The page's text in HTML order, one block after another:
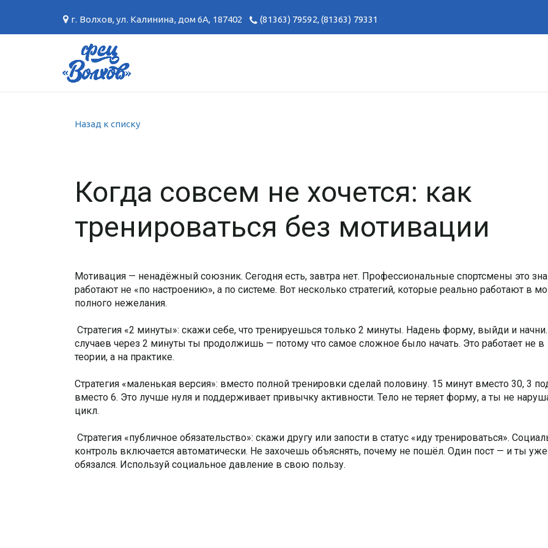
г. Волхов,ул. Калинина, дом 6А, 187402 (81363) 79592,(81363) 79331
Назад к списку
Когда совсем не хочется: как
тренироваться без мотивации
Мотивация — ненадёжный союзник. Сегодня есть, завтра нет. Профессиональные спортсмены это
работают не «по настроению», а по системе. Вот несколько стратегий, которые реально работают в
полного нежелания.
Стратегия «2 минуты»: скажи себе, что тренируешься только 2 минуты. Надень форму, выйди и
случаев через 2 минуты ты продолжишь — потому что самое сложное было начать. Это работает не в
теории, а на практике.
Стратегия «маленькая версия»: вместо полной тренировки сделай половину. 15 минут вместо 30, 3
вместо 6. Это лучше нуля и поддерживает привычку активности. Тело не теряет форму, а ты не
цикл.
Стратегия «публичное обязательство»: скажи другу или запости в статус «иду тренироваться».
контроль включается автоматически. Не захочешь объяснять, почему не пошёл. Один пост — и ты уже
обязался. Используй социальное давление в свою пользу.